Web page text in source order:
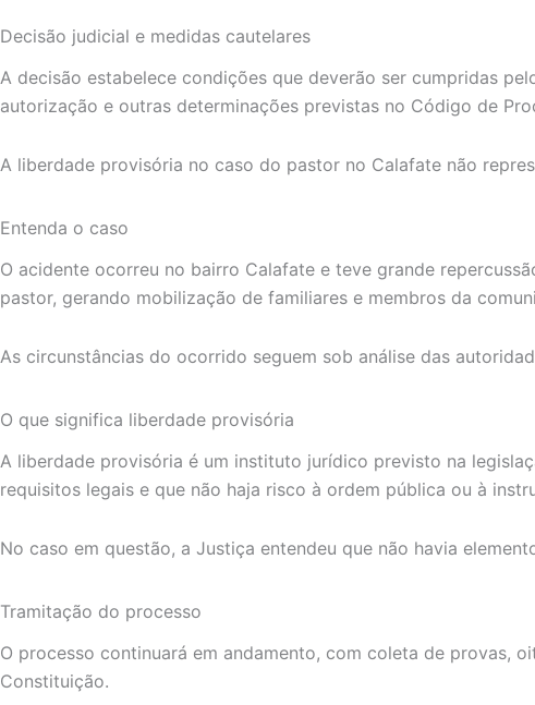
Decisão judicial e medidas cautelares
A decisão estabelece condições que deverão ser cumpridas
autorização e outras determinações previstas no Código de
A liberdade provisória no caso do pastor no Calafate não
Entenda o caso
O acidente ocorreu no bairro Calafate e teve grande
pastor, gerando mobilização de familiares e membros da
As circunstâncias do ocorrido seguem sob análise das
O que significa liberdade provisória
A liberdade provisória é um instituto jurídico previsto na
requisitos legais e que não haja risco à ordem pública ou à
No caso em questão, a Justiça entendeu que não havia
Tramitação do processo
O processo continuará em andamento, com coleta de provas,
Constituição.